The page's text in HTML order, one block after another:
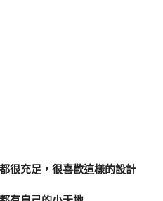
很充足，很喜歡這樣的設計